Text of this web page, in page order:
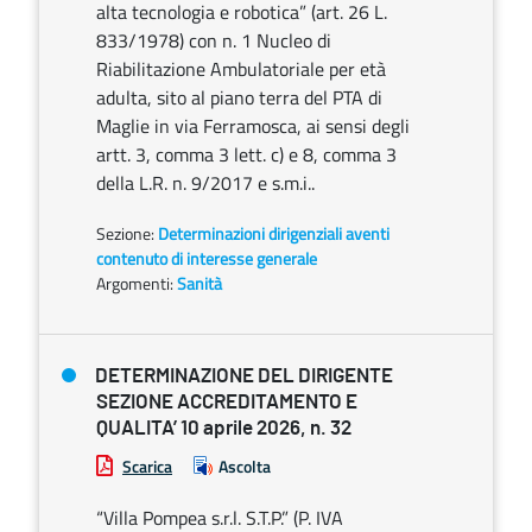
alta tecnologia e robotica” (art. 26 L.
833/1978) con n. 1 Nucleo di
Riabilitazione Ambulatoriale per età
adulta, sito al piano terra del PTA di
Maglie in via Ferramosca, ai sensi degli
artt. 3, comma 3 lett. c) e 8, comma 3
della L.R. n. 9/2017 e s.m.i..
Sezione: Determinazioni dirigenziali aventi
contenuto di interesse generale
Argomenti:Sanità
DETERMINAZIONE DEL DIRIGENTE
SEZIONE ACCREDITAMENTO E
QUALITA’ 10 aprile 2026, n. 32
Scarica Ascolta
“Villa Pompea s.r.l. S.T.P.” (P. IVA